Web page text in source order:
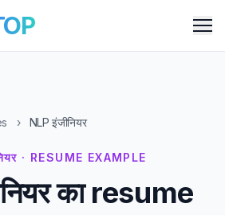
› NLP इंजीनियर
· RESUME EXAMPLE
का resume